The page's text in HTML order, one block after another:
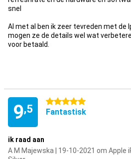
snel
Al met al ben ik zeer tevreden met de
mogen ze de details wel wat
voor betaald.
9,5
5 stjärnor
Fantastisk
ik raad aan
A M Majewska | 19-10-2021 om Apple